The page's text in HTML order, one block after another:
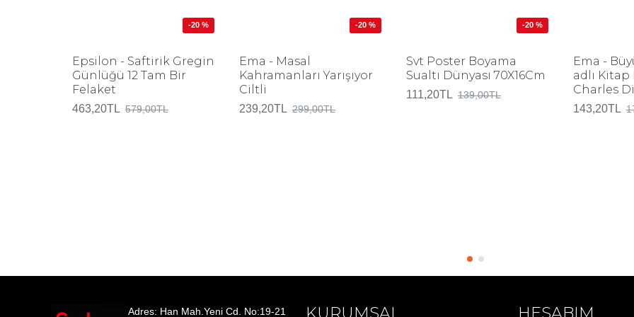
-20 %
Epsilon - Saftirik Gregin
Günlüğü 12 Tam Bir
Felaket
463,20TL 579,00TL
-20 %
Ema - Masal
Kahramanları Yarışıyor
Ciltli
239,20TL 299,00TL
-20 %
Svt Poster Boyama
Sualtı Dünyası 70X16Cm
111,20TL 139,00TL
Ema -
adlı Kitap
Charles
143,20TL
Adres: Han Mah.Yeni Cd. No:19-21 KURUMSAL HESABIM